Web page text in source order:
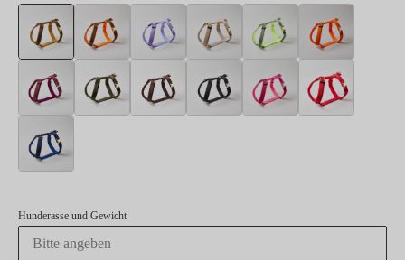
Hundegeschirr Softie DUNKELBRAUN
Hundegeschirr Softie
Hundegeschirr
Hunderasse und Gewicht